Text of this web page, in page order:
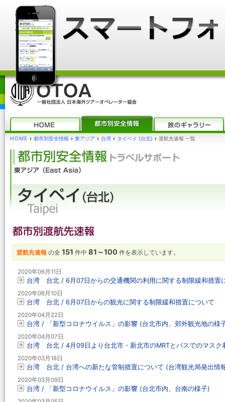
HOME › 都市別安全情報 › 東アジア › 台湾 › タイペイ (台北) › 渡航先速報 一覧
渡航先速報 の全 151 件中 81～100 件を表示しています。
2020年06月11日
台湾 台北 / 6月07日からの交通機関の利用に関する制限緩和措置
2020年06月10日
台湾 台北 / 6月07日からの観光に関する制限緩和措置について
2020年04月22日
台湾 / 「新型コロナウイルス」の影響 (台北市内、郊外観光地の様
2020年04月07日
台湾 台北 / 4月09日より台北市・新北市のMRTとバスでのマスク
2020年03月18日
台湾 台北 / 台湾への新たな管制措置について (台湾観光局発出情
2020年03月09日
台湾 / 「新型コロナウイルス」の影響 (台北市内、台南の様子)